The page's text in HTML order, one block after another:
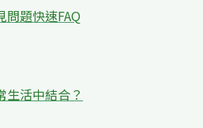
題快速FAQ
活中結合？